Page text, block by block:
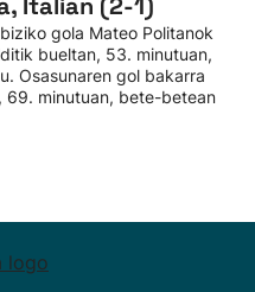
gola Mateo Politanok
bueltan, 53. minutuan,
Osasunaren gol bakarra
69. minutuan, bete-betean